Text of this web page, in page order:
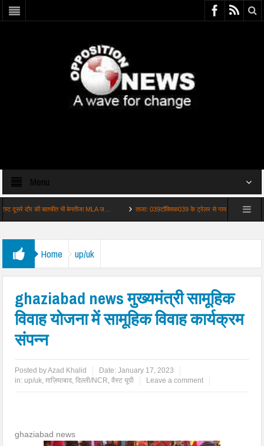
Menu
की बातचीत भी बेनतीजा MLA ज… ताजा: 039टॉक्सिक039 के ट्रेलर से गायब हुए इंटीमेट सीन्स क…
Home up/uk
ghaziabad news मुख्यमंत्री सामूहिक
विवाह योजना में सामूहिक विवाह कार्यक्रम
संपन्न
Posted byAzad Khalid Date:January 17, 2023
in: up/uk,ग़ाज़ियाबाद,दिल्ली/NCR,वैस्ट यूपी Leave a comment
ghaziabad news